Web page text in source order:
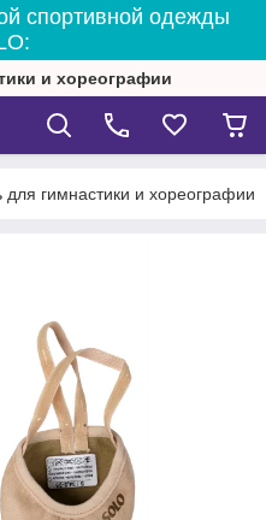
спортивной одежды
и хореографии
для гимнастики и хореографии